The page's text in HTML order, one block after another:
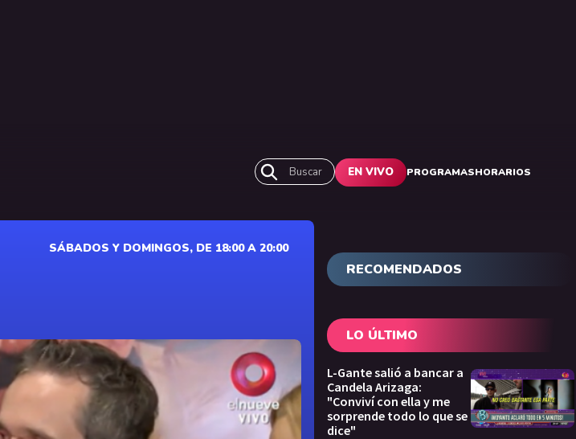
Buscar EN VIVO PROGRAMASHORARIOS
SÁBADOS Y DOMINGOS, DE 18:00 A 20:00
RECOMENDADOS
LO ÚLTIMO
L-Gante salió a bancar a
Candela Arizaga:
"Conviví con ella y me
sorprende todo lo que se
dice"